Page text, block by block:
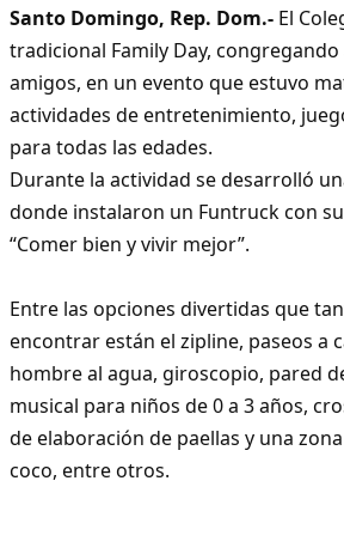
Santo Domingo, Rep. Dom.- El
tradicional Family Day,
amigos, en un evento que estuvo
actividades de entretenimiento,
para todas las edades.
Durante la actividad se desarrolló
donde instalaron un Funtruck con
“Comer bien y vivir mejor”.
Entre las opciones divertidas que
encontrar están el zipline, paseos a
hombre al agua, giroscopio, pared
musical para niños de 0 a 3 años,
de elaboración de paellas y una
coco, entre otros.